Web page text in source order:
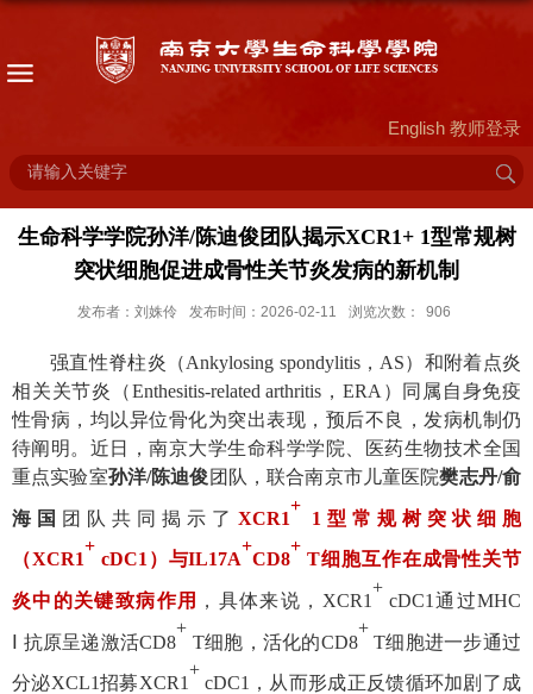
English 教师登录
生命科学学院孙洋/陈迪俊团队揭示XCR1+ 1型常规树
突状细胞促进成骨性关节炎发病的新机制
发布者：刘姝伶 发布时间：2026-02-11 浏览次数： 906
强直性脊柱炎（Ankylosing spondylitis， AS） 和附着点炎
相关关节炎
（Enthesitis-related arthritis ， ERA ）
同属自身免疫
性骨病，均以异位骨化为突出表现，预后不良，发病机制仍
待阐明。 近日，南京大学生命科学学院、医药生物技术全国
重点实验室孙洋/陈迪俊 团队，联合南京市儿童医院樊志丹/俞
海国 团队共同揭示了 XCR1
+
1 型常规树突状细胞
（XCR1
+
cDC1 ）与IL17A
+
CD8
+
T细胞互作在成骨性关节
炎中的关键致病作用 ，具体来说， XCR1
+
cDC1 通过MHC
Ⅰ 抗原呈递激活CD8
+
T细胞，活化的CD8
+
T细胞进一步通过
分泌XCL1招募XCR1
+
cDC1 ，从而形成正反馈循环加剧了成